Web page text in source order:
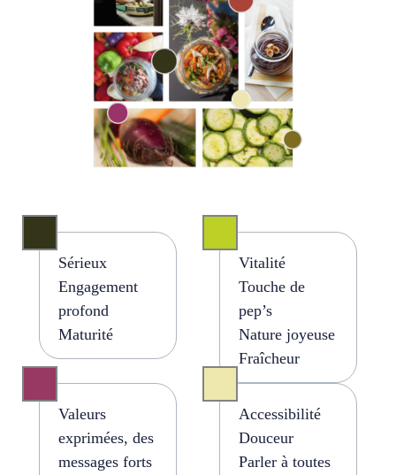
Sérieux
Engagement
profond
Maturité
Vitalité
Touche de
pep’s
Nature joyeuse
Fraîcheur
Valeurs
exprimées, des
messagesforts
Accessibilité
Douceur
Parler à toutes